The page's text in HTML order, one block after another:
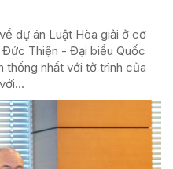
dự án Luật Hòa giải ở cơ
Thiện - Đại biểu Quốc
thống nhất với tờ trình của